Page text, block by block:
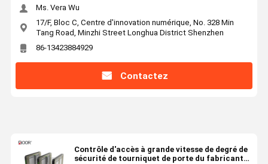
Ms. Vera Wu
17/F, Bloc C, Centre d'innovation numérique, No. 328 Min
Tang Road, Minzhi Street Longhua District Shenzhen
86-13423884929
Contactez
Contrôle d'accès à grande vitesse de degré de
sécurité de tourniquet de porte du fabricant